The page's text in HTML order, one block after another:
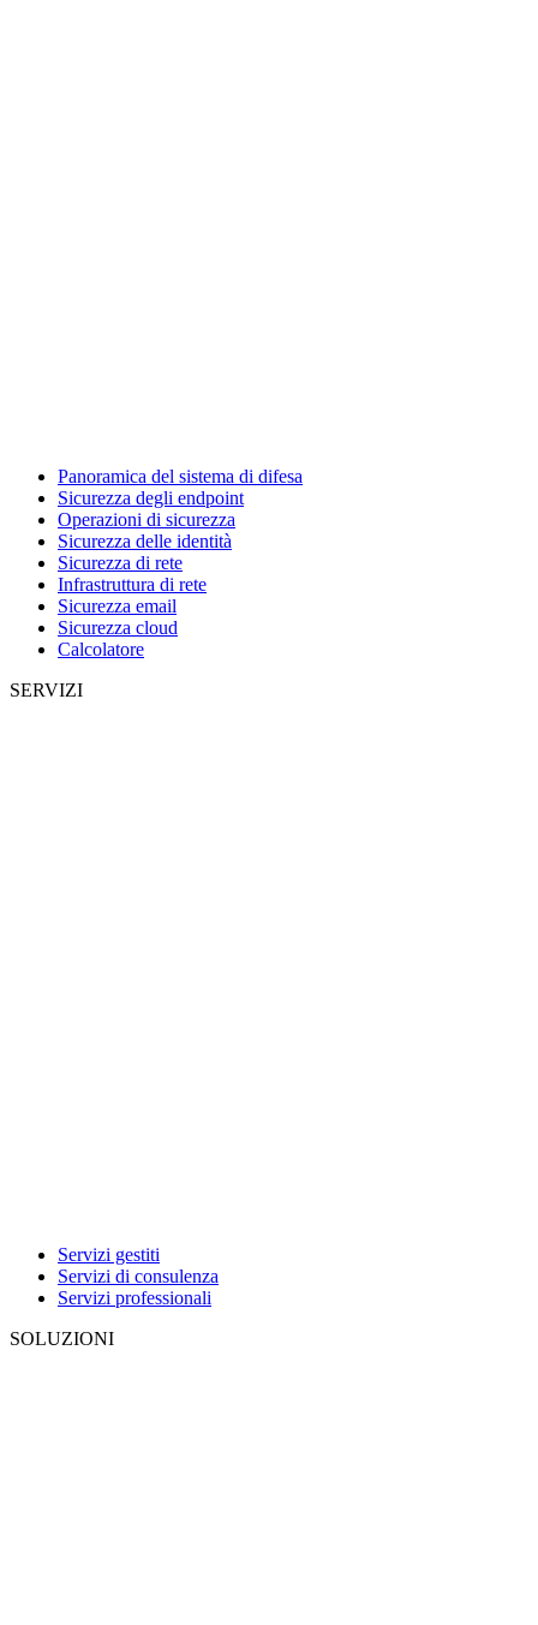
Panoramica del sistema di difesa
Sicurezza degli endpoint
Operazioni di sicurezza
Sicurezza delle identità
Sicurezza di rete
Infrastruttura di rete
Sicurezza email
Sicurezza cloud
Calcolatore
SERVIZI
Servizi gestiti
Servizi di consulenza
Servizi professionali
SOLUZIONI